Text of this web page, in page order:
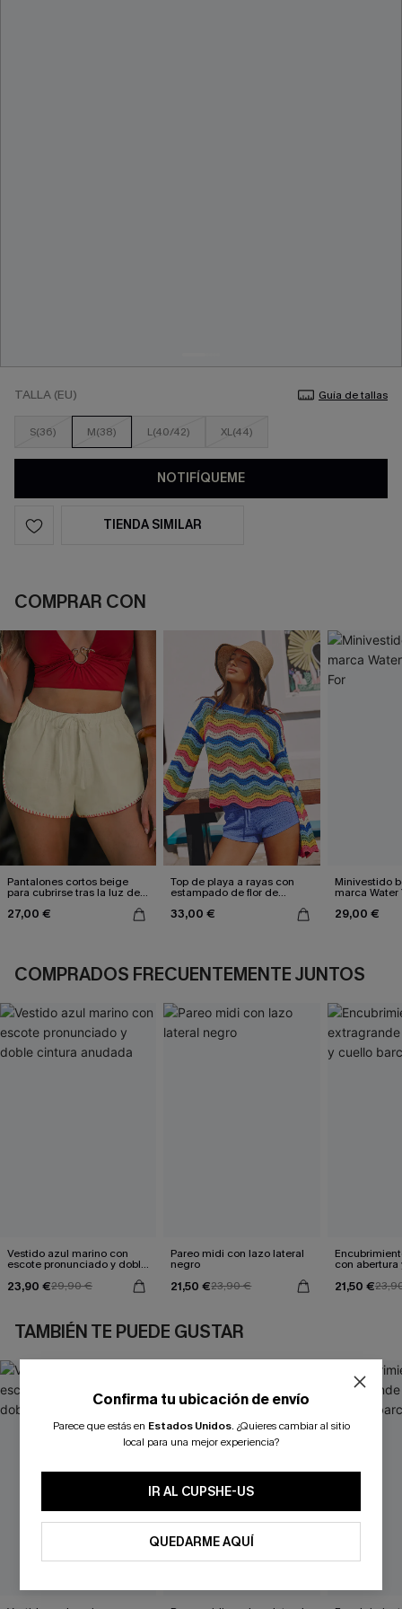
TALLA (EU) Guía de tallas
S(36) M(38) L(40/42) XL(44)
NOTIFÍQUEME
TIENDA SIMILAR
COMPRAR CON
Pantalones cortos beige
para cubrirse tras la luz del
sol
27,00 €
Top de playa a rayas con
estampado de flor de
naranjo
33,00 €
Minivestido
marca Water
29,00 €
COMPRADOS FRECUENTEMENTE JUNTOS
Vestido azul marino con
escote pronunciado y doble
23,90 €29,90 €
Pareo midi con lazo lateral
negro
21,50 €23,90 €
con
21,50 €
TAMBIÉN TE PUEDE GUSTAR
Confirma tu ubicación de envío
Parece que estás en Estados Unidos. ¿Quieres cambiar al sitio
local para una mejor experiencia?
IR AL CUPSHE-US
QUEDARME AQUÍ